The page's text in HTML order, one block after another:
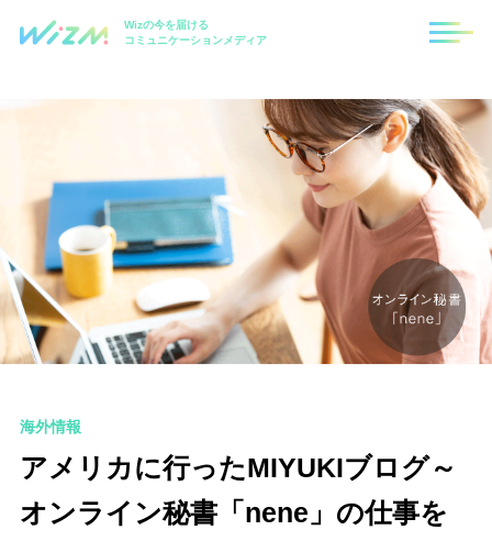
Wizの今を届ける
コミュニケーションメディア
海外情報
アメリカに行ったMIYUKIブログ～
オンライン秘書「nene」の仕事を